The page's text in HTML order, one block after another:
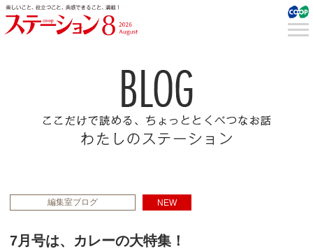
編集室ブログ NEW
7月号は、カレーの大特集！